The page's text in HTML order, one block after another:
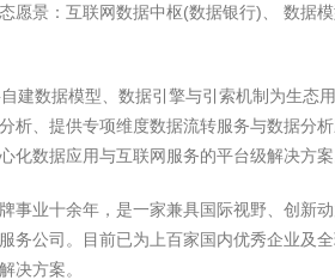
愿景：互联网数据中枢(数据银行)、 数据
建数据模型、数据引擎与引索机制为生态
析、提供专项维度数据流转服务与数据分
化数据应用与互联网服务的平台级解决方案
事业十余年，是一家兼具国际视野、创新
务公司。目前已为上百家国内优秀企业及
决方案。